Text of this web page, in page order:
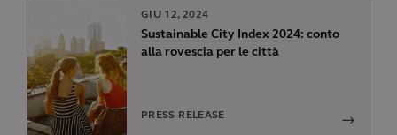
GIU 12, 2024
Sustainable City Index 2024: conto
alla rovescia per le città
PRESS RELEASE